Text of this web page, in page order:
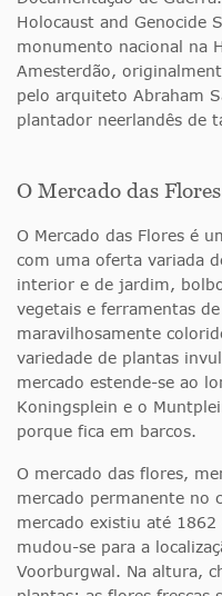
Holocaust and Genocide
monumento nacional na
Amesterdão,
pelo arquiteto Abraham
plantador neerlandês de
O Mercado das Flores
O Mercado das Flores é
com uma oferta variada
interior e de jardim,
vegetais e ferramentas
maravilhosamente
variedade de plantas
mercado estende-se ao
Koningsplein e o
porque fica em barcos.
O mercado das flores,
mercado permanente no
mercado existiu até
mudou-se para a
Voorburgwal. Na altura,